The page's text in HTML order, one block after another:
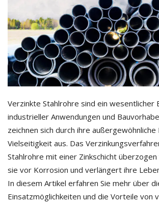
Verzinkte Stahlrohre sind ein wesentlicher
industrieller Anwendungen und
zeichnen sich durch ihre
Vielseitigkeit aus. Das
Stahlrohre mit einer Zinkschicht
sie vor Korrosion und verlängert ihre
In diesem Artikel erfahren Sie mehr über
Einsatzmöglichkeiten und die Vorteile von